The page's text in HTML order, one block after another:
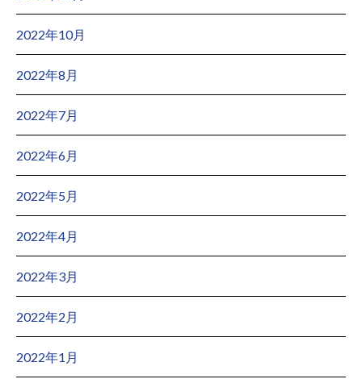
2022年10月
2022年8月
2022年7月
2022年6月
2022年5月
2022年4月
2022年3月
2022年2月
2022年1月